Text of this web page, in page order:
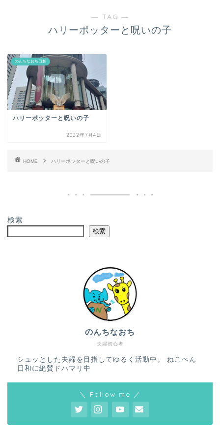
― TAG ―
ハリーポッターと呪いの子
のんちなおち日和
ハリーポッターと呪いの子
2022年7月4日
HOME ハリーポッターと呪いの子
検索
検索
夫婦初心者
のんちなおち
シュッとした夫婦を目指してゆるく活動中。 ねこぺん
日和に絶賛ドハマリ中
＼ Follow me ／